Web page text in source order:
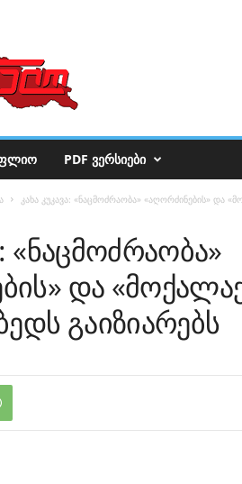
PDF ᲕᲔᲠᲡᲘᲔᲑᲘ
კახა კუკავა: «ნაცმოძრაობა» «აღორძინების» და
«ნაცმოძრაობა»
და
გაიზიარებს